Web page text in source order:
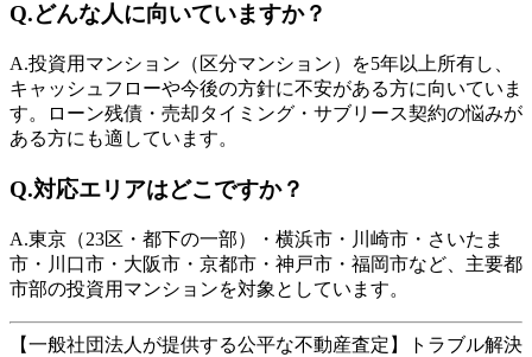
Q.どんな人に向いていますか？
A.投資用マンション（区分マンション）を5年以上所有し、
キャッシュフローや今後の方針に不安がある方に向いていま
す。ローン残債・売却タイミング・サブリース契約の悩みが
ある方にも適しています。
Q.対応エリアはどこですか？
A.東京（23区・都下の一部）・横浜市・川崎市・さいたま
市・川口市・大阪市・京都市・神戸市・福岡市など、主要都
市部の投資用マンションを対象としています。
【一般社団法人が提供する公平な不動産査定】トラブル解決